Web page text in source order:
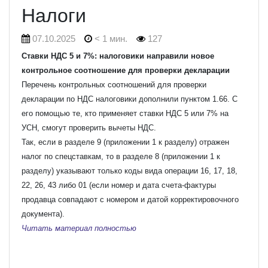
Налоги
07.10.2025 < 1 мин. 127
Ставки НДС 5 и 7%: налоговики направили новое
контрольное соотношение для проверки декларации
Перечень контрольных соотношений для проверки
декларации по НДС налоговики дополнили пунктом 1.66. С
его помощью те, кто применяет ставки НДС 5 или 7% на
УСН, смогут проверить вычеты НДС.
Так, если в разделе 9 (приложении 1 к разделу) отражен
налог по спецставкам, то в разделе 8 (приложении 1 к
разделу) указывают только коды вида операции 16, 17, 18,
22, 26, 43 либо 01 (если номер и дата счета-фактуры
продавца совпадают с номером и датой корректировочного
документа).
Читать материал полностью